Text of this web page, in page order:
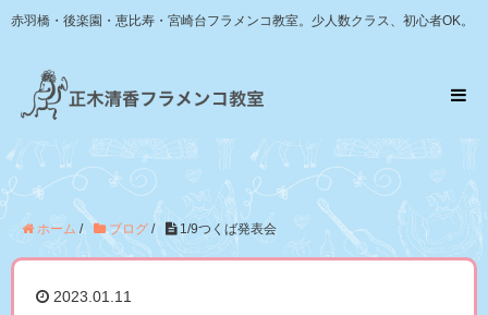
赤羽橋・後楽園・恵比寿・宮崎台フラメンコ教室。少人数クラス、初心者OK。
ホーム / ブログ / 1/9つくば発表会
2023.01.11